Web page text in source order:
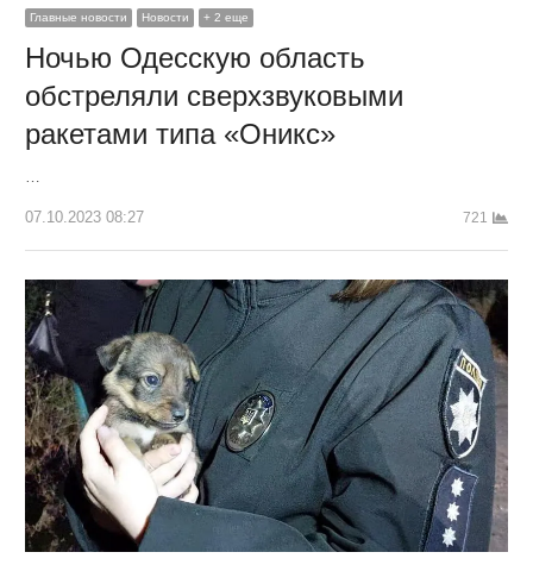
Главные новости Новости + 2 еще
Ночью Одесскую область
обстреляли сверхзвуковыми
ракетами типа «Оникс»
…
07.10.2023 08:27 721